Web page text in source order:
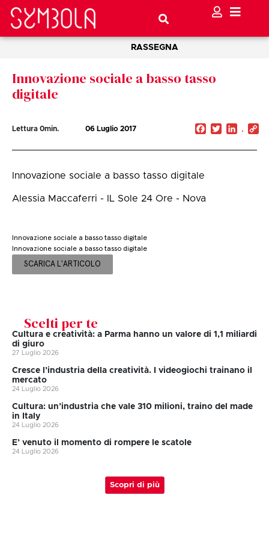
RASSEGNA
Innovazione sociale a basso tasso
digitale
Lettura 0min. 06 Luglio 2017 Facebook
Twitter
Innovazione sociale a basso tasso digitale
Alessia Maccaferri - IL Sole 24 Ore - Nova
Innovazione sociale a basso tasso digitale
Innovazione sociale a basso tasso digitale
SCARICA L'ARTICOLO
Scelti per te
Cultura e creatività: a Parma hanno un valore di 1,1 miliardi
di giuro
27 Luglio 2026
Cresce l’industria della creatività. I videogiochi trainano il
mercato
24 Luglio 2026
Cultura: un’industria che vale 310 milioni, traino del made
in Italy
24 Luglio 2026
E’ venuto il momento di rompere le scatole
24 Luglio 2026
Scopri di più